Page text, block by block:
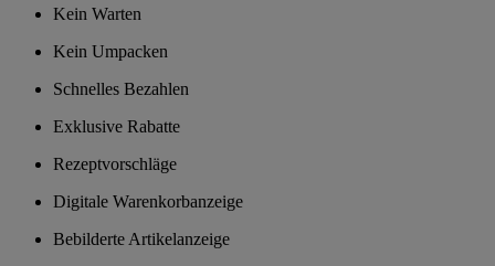
Kein Warten
Kein Umpacken
Schnelles Bezahlen
Exklusive Rabatte
Rezeptvorschläge
Digitale Warenkorbanzeige
Bebilderte Artikelanzeige